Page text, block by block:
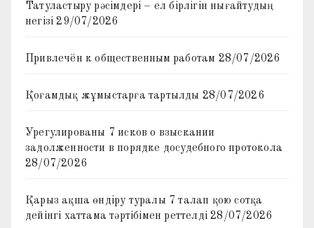
Татуластыру рәсімдері – ел бірлігін нығайтудың
негізі 29/07/2026
Привлечён к общественным работам 28/07/2026
Қоғамдық жұмыстарға тартылды 28/07/2026
Урегулированы 7 исков о взыскании
задолженности в порядке досудебного протокола
28/07/2026
Қарыз ақша өндіру туралы 7 талап қою сотқа
дейінгі хаттама тәртібімен реттелді 28/07/2026